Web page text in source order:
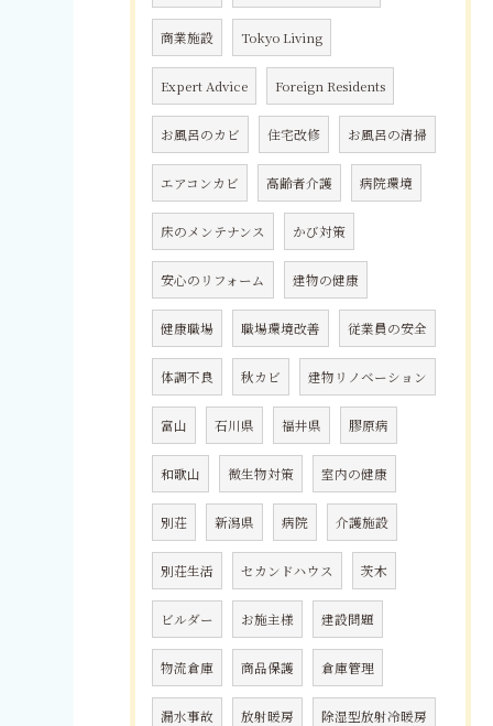
商業施設 Tokyo Living
Expert Advice Foreign Residents
お風呂のカビ 住宅改修 お風呂の清掃
エアコンカビ 高齢者介護 病院環境
床のメンテナンス かび対策
安心のリフォーム 建物の健康
健康職場 職場環境改善 従業員の安全
体調不良 秋カビ 建物リノベーション
富山 石川県 福井県 膠原病
和歌山 微生物対策 室内の健康
別荘 新潟県 病院 介護施設
別荘生活 セカンドハウス 茨木
ビルダー お施主様 建設問題
物流倉庫 商品保護 倉庫管理
漏水事故 放射暖房 除湿型放射冷暖房